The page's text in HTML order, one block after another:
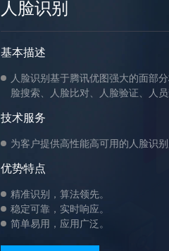
人脸识别
基本描述
人脸识别基于腾讯优图强大的面部
脸搜索、人脸比对、人脸验证、人
技术服务
为客户提供高性能高可用的人脸识
优势特点
精准识别，算法领先。
稳定可靠，实时响应。
简单易用，应用广泛。